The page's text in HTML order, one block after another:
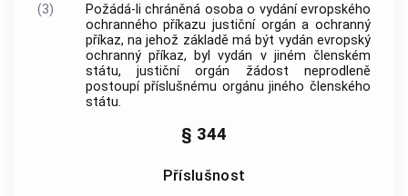
(3)
Požádá-li chráněná osoba o vydání evropského
ochranného příkazu justiční orgán a ochranný
příkaz, na jehož základě má být vydán evropský
ochranný příkaz, byl vydán v jiném členském
státu, justiční orgán žádost neprodleně
postoupí příslušnému orgánu jiného členského
státu.
§ 344
Příslušnost